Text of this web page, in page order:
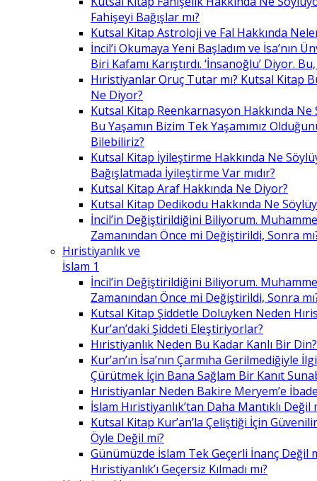
Fahişeyi Bağışlar mı?
Kutsal Kitap Astroloji ve Fal Hakkında
İncil’i Okumaya Yeni Başladım ve İsa’nın
Biri Kafamı Karıştırdı. ‘İnsanoğlu’ Diyor.
Hıristiyanlar Oruç Tutar mı? Kutsal Kitap
Ne Diyor?
Kutsal Kitap Reenkarnasyon Hakkında Ne
Bu Yaşamın Bizim Tek Yaşamımız
Bilebiliriz?
Kutsal Kitap İyileştirme Hakkında Ne
Bağışlatmada İyileştirme Var mıdır?
Kutsal Kitap Araf Hakkında Ne Diyor?
Kutsal Kitap Dedikodu Hakkında Ne
İncil’in Değiştirildiğini Biliyorum.
Zamanından Önce mi Değiştirildi, Sonra
Hıristiyanlık ve
İslam 1
İncil’in Değiştirildiğini Biliyorum.
Zamanından Önce mi Değiştirildi, Sonra
Kutsal Kitap Şiddetle Doluyken Neden
Kur’an’daki Şiddeti Eleştiriyorlar?
Hıristiyanlık Neden Bu Kadar Kanlı Bir Din?
Kur’an’ın İsa’nın Çarmıha Gerilmediğiyle
Çürütmek İçin Bana Sağlam Bir Kanıt
Hıristiyanlar Neden Bakire Meryem’e
İslam Hıristiyanlık’tan Daha Mantıklı Değil
Kutsal Kitap Kur’an’la Çeliştiği İçin
Öyle Değil mi?
Günümüzde İslam Tek Geçerli İnanç Değil
Hıristiyanlık’ı Geçersiz Kılmadı mı?